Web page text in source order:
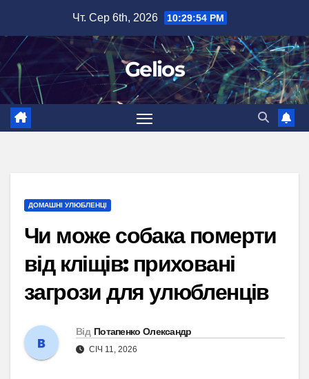
вмісту
Чт. Сер 6th, 2026 10:29:56 PM
Gelios
ДОМАШНІ УЛЮБЛЕНЦІ
Чи може собака померти
від кліщів: приховані
загрози для улюбленців
Від Потапенко Олександр
СІЧ 11, 2026